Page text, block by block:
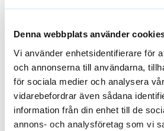
Denna webbplats använder
Vi använder enhetsidentifierare för
och annonserna till användarna,
för sociala medier och analysera
vidarebefordrar även sådana
information från din enhet till de
annons- och analysföretag som vi
att häva avtalet senast inom 14
gäller endast oanvända
Solar Kaihdin Oy ersätter inte
returnera reservdelsprodukter.
Att inte hämta ut ett paket är inte
debiterar de extra kostnader som